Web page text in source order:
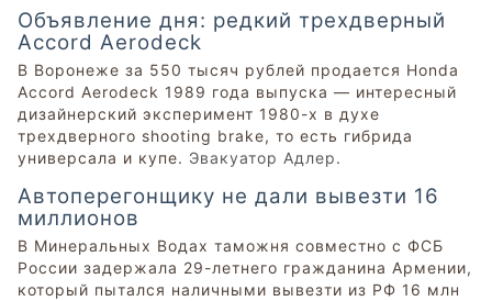
Объявление дня: редкий трехдверный
Accord Aerodeck
В Воронеже за 550 тысяч рублей продается Honda
Accord Aerodeck 1989 года выпуска — интересный
дизайнерский эксперимент 1980-х в духе
трехдверного shooting brake, то есть гибрида
универсала и купе. Эвакуатор Адлер.
Автоперегонщику не дали вывезти 16
миллионов
В Минеральных Водах таможня совместно с ФСБ
России задержала 29-летнего гражданина Армении,
который пытался наличными вывезти из РФ 16 млн